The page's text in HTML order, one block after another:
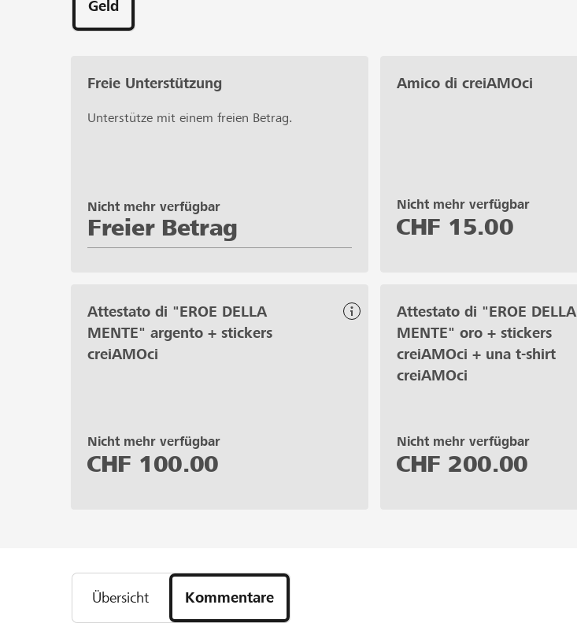
Geld
Freie Unterstützung
Unterstütze mit einem freien Betrag.
Freier Betrag
Nicht mehr verfügbar
Amico di creiAMOci
Nicht mehr verfügbar
CHF 15.00
Attestato di "EROE DELLA
MENTE" argento + stickers
creiAMOci
Nicht mehr verfügbar
CHF 100.00
Attestato di "EROE DELLA
MENTE" oro + stickers
creiAMOci + una t-shirt
creiAMOci
Nicht mehr verfügbar
CHF 200.00
Übersicht Kommentare